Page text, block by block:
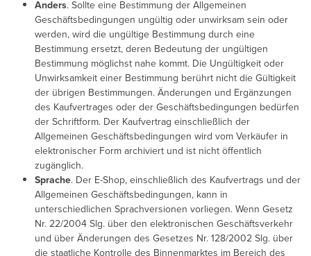
Anders. Sollte eine Bestimmung der Allgemeinen
Geschäftsbedingungen ungültig oder unwirksam sein oder
werden, wird die ungültige Bestimmung durch eine
Bestimmung ersetzt, deren Bedeutung der ungültigen
Bestimmung möglichst nahe kommt. Die Ungültigkeit oder
Unwirksamkeit einer Bestimmung berührt nicht die Gültigkeit
der übrigen Bestimmungen. Änderungen und Ergänzungen
des Kaufvertrages oder der Geschäftsbedingungen bedürfen
der Schriftform. Der Kaufvertrag einschließlich der
Allgemeinen Geschäftsbedingungen wird vom Verkäufer in
elektronischer Form archiviert und ist nicht öffentlich
zugänglich.
Sprache. Der E-Shop, einschließlich des Kaufvertrags und der
Allgemeinen Geschäftsbedingungen, kann in
unterschiedlichen Sprachversionen vorliegen. Wenn Gesetz
Nr. 22/2004 Slg. über den elektronischen Geschäftsverkehr
und über Änderungen des Gesetzes Nr. 128/2002 Slg. über
die staatliche Kontrolle des Binnenmarktes im Bereich des